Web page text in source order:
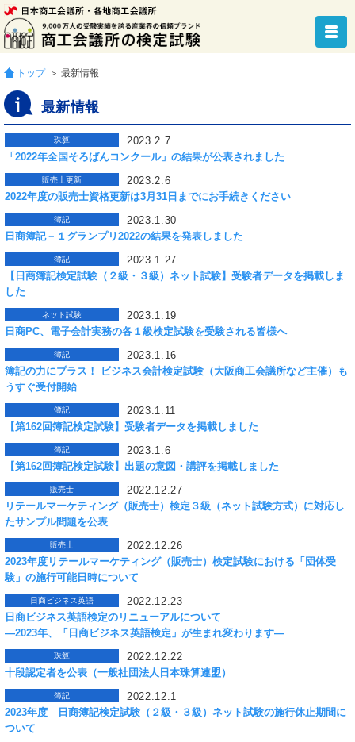
トップ ＞ 最新情報
最新情報
珠算
2023.2.7
「2022年全国そろばんコンクール」の結果が公表されました
販売士更新
2023.2.6
2022年度の販売士資格更新は3月31日までにお手続きください
簿記
2023.1.30
日商簿記－１グランプリ2022の結果を発表しました
簿記
2023.1.27
【日商簿記検定試験（２級・３級）ネット試験】受験者データを掲載しま
した
ネット試験
2023.1.19
日商PC、電子会計実務の各１級検定試験を受験される皆様へ
簿記
2023.1.16
簿記の力にプラス！ ビジネス会計検定試験（大阪商工会議所など主催）も
うすぐ受付開始
簿記
2023.1.11
【第162回簿記検定試験】受験者データを掲載しました
簿記
2023.1.6
【第162回簿記検定試験】出題の意図・講評を掲載しました
販売士
2022.12.27
リテールマーケティング（販売士）検定３級（ネット試験方式）に対応し
たサンプル問題を公表
販売士
2022.12.26
2023年度リテールマーケティング（販売士）検定試験における「団体受
験」の施行可能日時について
日商ビジネス英語
2022.12.23
日商ビジネス英語検定のリニューアルについて
―2023年、「日商ビジネス英語検定」が生まれ変わります―
珠算
2022.12.22
十段認定者を公表（一般社団法人日本珠算連盟）
簿記
2022.12.1
2023年度 日商簿記検定試験（２級・３級）ネット試験の施行休止期間に
ついて